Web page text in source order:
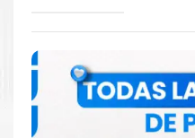
Comprar Toner
para impresoras